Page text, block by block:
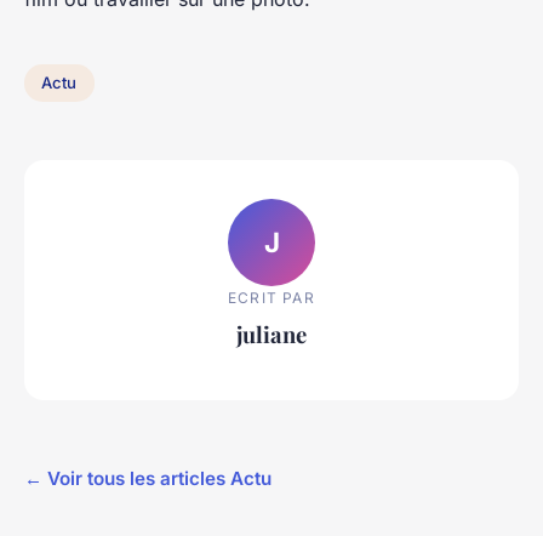
Actu
J
ECRIT PAR
juliane
← Voir tous les articles Actu